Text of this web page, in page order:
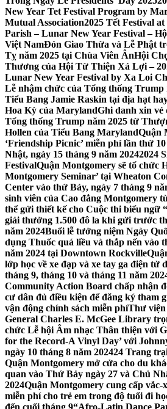
New Year Tet Festival Program by
Mutual Association2025 Tết Festival
Parish – Lunar New Year Festival –
Việt NamĐón Giao Thừa và Lễ Phật
Tỵ năm 2025 tại Chùa Viên ÂnHội
Thương của Hội Từ Thiện Xá Lợi –
Lunar New Year Festival by Xa Loi
Lễ nhậm chức của Tổng thống Trump
Tiểu Bang Jamie Raskin tại địa hạt
Hoa Kỳ của MarylandGhi danh xin vé
Tổng thống Trump năm 2025 từ
Hollen của Tiểu Bang MarylandQuận
‘Friendship Picnic’ miễn phí lần thứ
Nhật, ngày 15 tháng 9 năm 20242024
FestivalQuận Montgomery sẽ tổ chức
Montgomery Seminar’ tại Wheaton
Center vào thứ Bảy, ngày 7 tháng 9
sinh viên của Cao đẳng Montgomery
thể gửi thiết kế cho Cuộc thi biểu ngữ
giải thưởng 1.500 đô la khi gửi trước
năm 2024Buổi lễ tưởng niệm Ngày
dụng Thuốc quá liều và thắp nến vào
năm 2024 tại Downtown Rockville
lớp học về xe đạp và xe tay ga điện tử
tháng 9, tháng 10 và tháng 11 năm
Community Action Board chấp nhận
cư dân đủ điều kiện để đăng ký tham
vận động chính sách miễn phíThư
General Charles E. McGee Library
chức Lễ hội Âm nhạc Thân thiện với
for the Record-A Vinyl Day’ với
ngày 10 tháng 8 năm 202424 Trang
Quận Montgomery mở cửa cho du
quan vào Thứ Bảy ngày 27 và Chủ
2024Quận Montgomery cung cấp vắc-
miễn phí cho trẻ em trong độ tuổi đi
đến cuối tháng 9“Afro-Latin Dance